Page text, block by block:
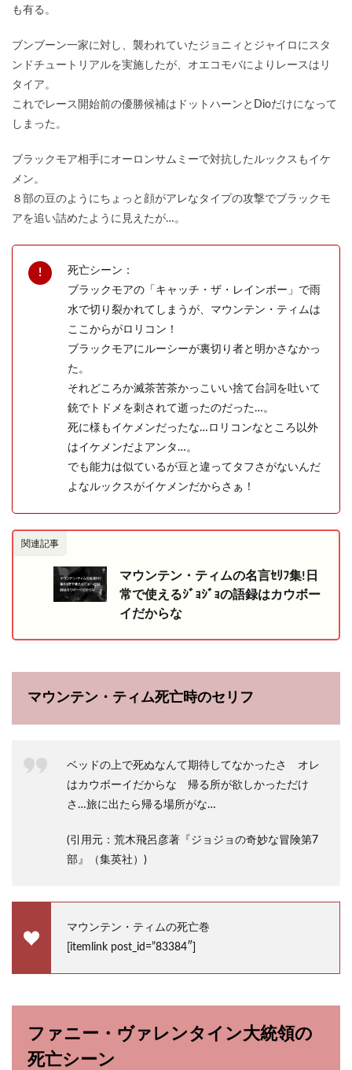
も有る。
ブンブーン一家に対し、襲われていたジョニィとジャイロにスタ
ンドチュートリアルを実施したが、オエコモバによりレースはリ
タイア。
これでレース開始前の優勝候補はドットハーンとDioだけになって
しまった。
ブラックモア相手にオーロンサムミーで対抗したルックスもイケ
メン。
８部の豆のようにちょっと顔がアレなタイプの攻撃でブラックモ
アを追い詰めたように見えたが…。
死亡シーン：
ブラックモアの「キャッチ・ザ・レインボー」で雨
水で切り裂かれてしまうが、マウンテン・ティムは
ここからがロリコン！
ブラックモアにルーシーが裏切り者と明かさなかっ
た。
それどころか滅茶苦茶かっこいい捨て台詞を吐いて
銃でトドメを刺されて逝ったのだった…。
死に様もイケメンだったな…ロリコンなところ以外
はイケメンだよアンタ…。
でも能力は似ているが豆と違ってタフさがないんだ
よなルックスがイケメンだからさぁ！
関連記事
マウンテン・ティムの名言ｾﾘﾌ集!日
常で使えるｼﾞｮｼﾞｮの語録はカウボー
イだからな
マウンテン・ティム死亡時のセリフ
ベッドの上で死ぬなんて期待してなかったさ オレ
はカウボーイだからな 帰る所が欲しかっただけ
さ…旅に出たら帰る場所がな…
(引用元：荒木飛呂彦著『ジョジョの奇妙な冒険第7
部』（集英社）)
マウンテン・ティムの死亡巻
[itemlink post_id=”83384″]
ファニー・ヴァレンタイン大統領の
死亡シーン